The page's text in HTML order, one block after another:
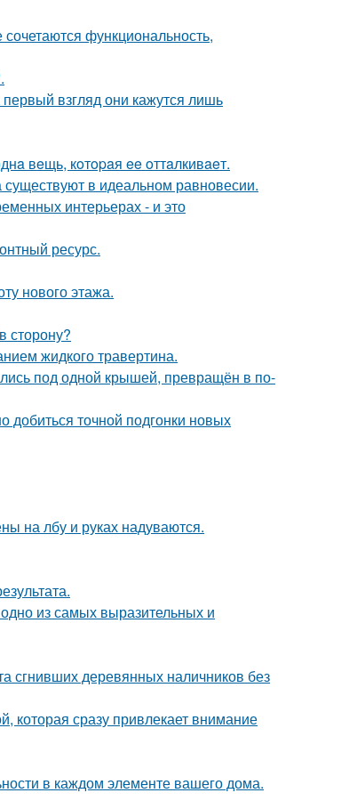
сочетаются функциональность,
взгляд они кажутся лишь
вeщь, кoтopaя ee oттaлкивaeт.
в идеальном равновесии.
интерьерах - и это
ресурс.
нового этажа.
сторону?
жидкого травертина.
под одной крышей, превращён в по-
добиться точной подгонки новых
на лбу и руках надуваются.
одно из самых выразительных и
сгнивших деревянных наличников без
которая сразу привлекает внимание
в каждом элементе вашего дома.